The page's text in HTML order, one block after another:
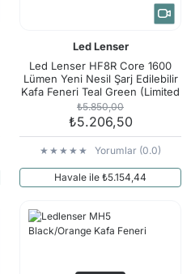
Led Lenser
Led Lenser HF8R Core 1600
Lümen Yeni Nesil Şarj Edilebilir
Kafa Feneri Teal Green (Limited
Edition)
₺5.850,00
₺5.206,50
Yorumlar (0.0)
Havale ile ₺5.154,44